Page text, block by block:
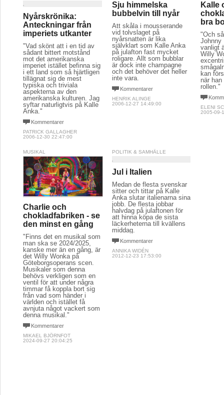
Nyårskrönika:
Anteckningar från
imperiets utkanter
"Vad skönt att i en tid av
sådant bittert motstånd
mot det amerikanska
imperiet istället befinna sig
i ett land som så hjärtligen
tillägnat sig de mest
typiska och triviala
aspekterna av den
amerikanska kulturen. Jag
syftar naturligtvis på Kalle
Anka."
Kommentarer
PATRICK GALLAGHER
2006-12-30 22:47:00
Sju himmelska
bubbelvin till nyår
Att skåla i mousserande
vid tolvslaget på
nyårsnatten är lika
självklart som Kalle Anka
på julafton fast mycket
roligare. Allt som bubblar
är dock inte champagne
och det behöver det heller
inte vara.
Kommentarer
HENRIK ALINGE
2006-12-27 14:49:00
Kalle
bra
"Och
Johnny
vanligt
Willy
kan
när
rollen."
ELENI
2005-09-
MUSIKAL
Charlie och
chokladfabriken - se
den minst en gång
"Finns det en musikal som
man ska se 2024/2025,
kanske mer än en gång, är
det Willy Wonka på
Göteborgsoperans scen.
Musikaler som denna
behövs verkligen som en
ventil för att under några
timmar få koppla bort sig
från vad som händer i
världen och istället få
avnjuta något vackert som
denna musikal."
Kommentarer
MIKAEL BJÖRNFOT
2024-09-27 20:04:25
POLITIK & SAMHÄLLE
Jul i Italien
Medan de flesta svenskar
sitter och tittar på Kalle
Anka slutar italienarna sina
jobb. De flesta jobbar
halvdag på julaftonen för
att hinna köpa de sista
läckerheterna till kvällens
middag.
Kommentarer
ANNIKA WIDÉN
2012-12-23 17:53:00